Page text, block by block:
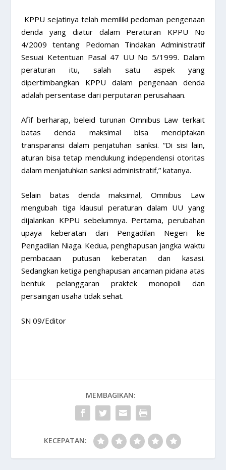
KPPU sejatinya telah memiliki pedoman pengenaan
denda yang diatur dalam Peraturan KPPU No
4/2009 tentang Pedoman Tindakan Administratif
Sesuai Ketentuan Pasal 47 UU No 5/1999. Dalam
peraturan itu, salah satu aspek yang
dipertimbangkan KPPU dalam pengenaan denda
adalah persentase dari perputaran perusahaan.
Afif berharap, beleid turunan Omnibus Law terkait
batas denda maksimal bisa menciptakan
transparansi dalam penjatuhan sanksi. “Di sisi lain,
aturan bisa tetap mendukung independensi otoritas
dalam menjatuhkan sanksi administratif,” katanya.
Selain batas denda maksimal, Omnibus Law
mengubah tiga klausul peraturan dalam UU yang
dijalankan KPPU sebelumnya. Pertama, perubahan
upaya keberatan dari Pengadilan Negeri ke
Pengadilan Niaga. Kedua, penghapusan jangka waktu
pembacaan putusan keberatan dan kasasi.
Sedangkan ketiga penghapusan ancaman pidana atas
bentuk pelanggaran praktek monopoli dan
persaingan usaha tidak sehat.
SN 09/Editor
MEMBAGIKAN:
KECEPATAN: